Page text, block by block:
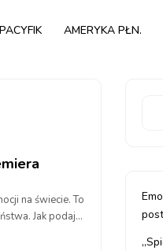
AMERYKA PŁN.
na świecie. To
Jak podają